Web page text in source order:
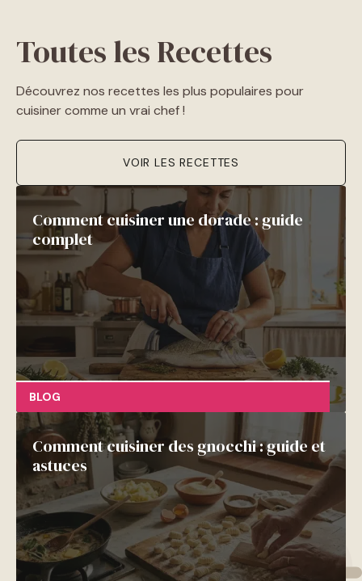
Toutes les Recettes
Découvrez nos recettes les plus populaires pour
cuisiner comme un vrai chef !
VOIR LES RECETTES
Comment cuisiner une dorade : guide
complet
BLOG
Comment cuisiner des gnocchi : guide et
astuces